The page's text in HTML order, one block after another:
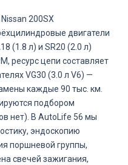
Nissan 200SX
двигатели
(1.8 л) и SR20 (2.0 л)
ресурс цепи составляет
VG30 (3.0 л V6) —
каждые 90 тыс. км.
подбором
нет). В AutoLife 56 мы
эндоскопию
поршневой группы,
свечей зажигания,